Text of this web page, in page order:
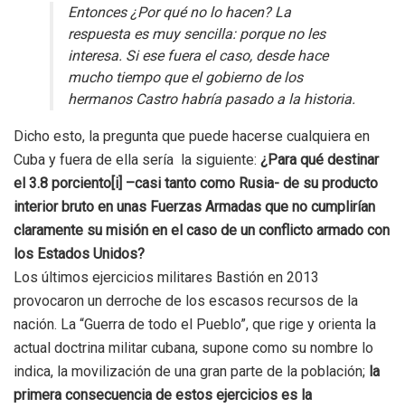
Entonces ¿Por qué no lo hacen? La
respuesta es muy sencilla: porque no les
interesa. Si ese fuera el caso, desde hace
mucho tiempo que el gobierno de los
hermanos Castro habría pasado a la historia.
Dicho esto, la pregunta que puede hacerse cualquiera en
Cuba y fuera de ella sería la siguiente: ¿Para qué destinar
el 3.8 porciento[i] –casi tanto como Rusia- de su producto
interior bruto en unas Fuerzas Armadas que no cumplirían
claramente su misión en el caso de un conflicto armado con
los Estados Unidos?
Los últimos ejercicios militares Bastión en 2013
provocaron un derroche de los escasos recursos de la
nación. La “Guerra de todo el Pueblo”, que rige y orienta la
actual doctrina militar cubana, supone como su nombre lo
indica, la movilización de una gran parte de la población; la
primera consecuencia de estos ejercicios es la